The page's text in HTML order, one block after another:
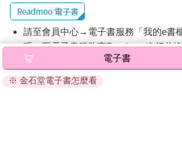
請至會員中心→電子書服務「我的e書
碼』至電子書服務商Readmoo進行兌
退換貨須知：
因版權保護，您在金石堂所購買的電子
電子書
※ 金石堂電子書怎麼看